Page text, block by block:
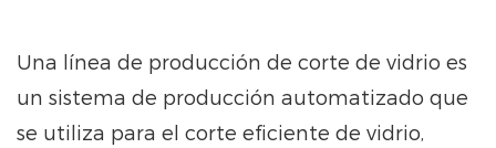
Una línea de producción de corte de vidrio es
un sistema de producción automatizado que
se utiliza para el corte eficiente de vidrio,